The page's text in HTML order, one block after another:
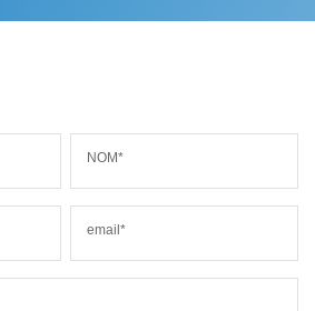
NOM*
email*